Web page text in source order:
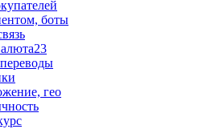
боты
23
гео